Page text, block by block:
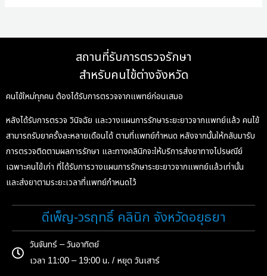
สถานที่รับการตรวจรักษา
สำหรับคนไข้ต่างจังหวัด
คนไข้ใหม่ทุกคน ต้องได้รับการตรวจจากแพทย์ก่อนเสมอ
หลังได้รับการตรวจ วินิจฉัย และวางแผนการรักษาระยะยาวจากแพทย์แล้ว คนไข้
สามารถรับยาครั้งละหลายเดือนได้ ตามที่แพทย์กำหนด หลังจากนั้นให้กลับมารับ
การตรวจติดตามผลการรักษา และทางคลินิกจะให้บริการส่งยาทางไปรษณีย์
เฉพาะคนไข้เก่า ที่ได้รับการวางแผนการรักษาระยะยาวจากแพทย์แล้วเท่านั้น
และส่งยาตามระยะเวลาที่แพทย์กำหนดไว้
ดีเพ็ญ-วรฤทธิ์ คลินิก จังหวัดอยุธยา
วันจันทร์ – วันอาทิตย์
เวลา 11:00 – 19:00 น. / หยุด วันเสาร์